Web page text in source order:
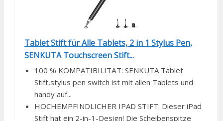
Tablet Stift für Alle Tablets, 2 in 1 Stylus Pen,
SENKUTA Touchscreen Stift...
100 % KOMPATIBILITÄT: SENKUTA Tablet
Stift,stylus pen switch ist mit allen Tablets und
handy auf...
HOCHEMPFINDLICHER IPAD STIFT: Dieser iPad
Stift hat ein 2-in-1-Design! Die Scheibenspitze